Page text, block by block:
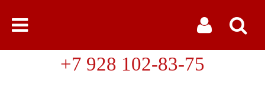
+7 928 102-83-75